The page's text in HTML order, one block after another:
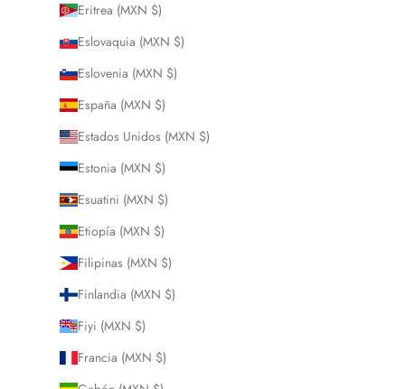
Eritrea (MXN $)
Eslovaquia (MXN $)
Eslovenia (MXN $)
España (MXN $)
Estados Unidos (MXN $)
Estonia (MXN $)
Esuatini (MXN $)
Etiopía (MXN $)
Filipinas (MXN $)
Finlandia (MXN $)
Fiyi (MXN $)
Francia (MXN $)